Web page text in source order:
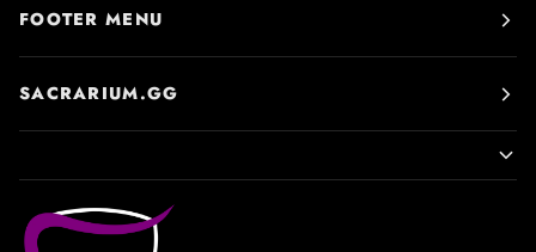
FOOTER MENU
SACRARIUM.GG